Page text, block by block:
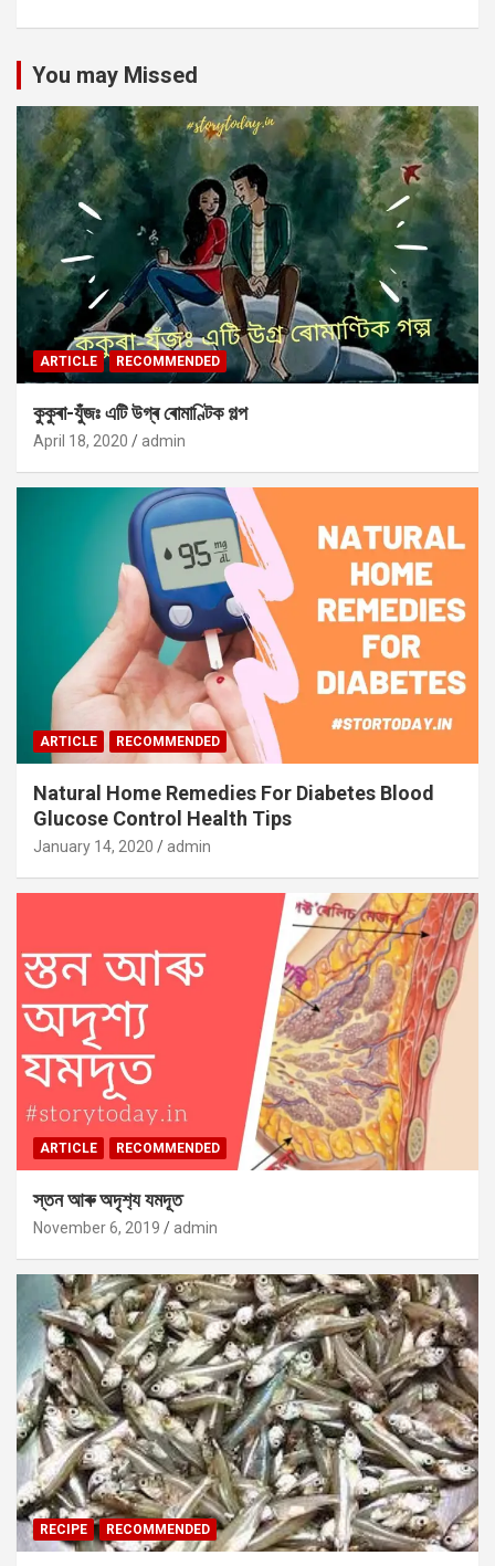
You may Missed
ARTICLE RECOMMENDED
কুকুৰা-যুঁজঃ এটি উগ্ৰ ৰোমাণ্টিক গল্প
April 18, 2020 admin
ARTICLE RECOMMENDED
Natural Home Remedies For Diabetes Blood
Glucose Control Health Tips
January 14, 2020 admin
ARTICLE RECOMMENDED
স্তন আৰু অদৃশ‍্য যমদূত
November 6, 2019 admin
RECIPE RECOMMENDED